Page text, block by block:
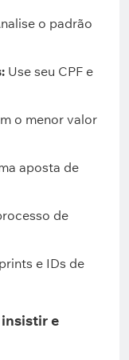
o padrão
Use seu CPF e
o menor valor
aposta de
de
e IDs de
e